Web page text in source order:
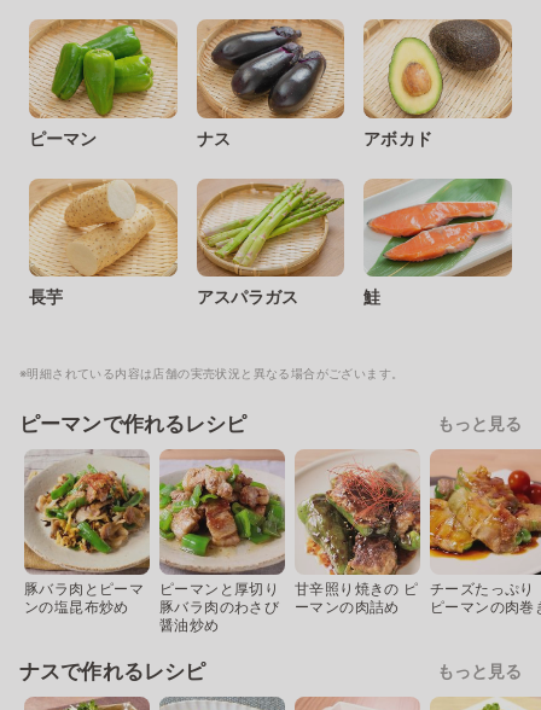
ピーマン ナス アボカド
長芋 アスパラガス 鮭
※明細されている内容は店舗の実売状況と異なる場合がございます。
ピーマンで作れるレシピ もっと見る
豚バラ肉とピーマ
ンの塩昆布炒め
ピーマンと厚切り
豚バラ肉のわさび
醤油炒め
甘辛照り焼きの ピ
ーマンの肉詰め
チーズたっぷり
ピーマンの肉巻
ナスで作れるレシピ もっと見る